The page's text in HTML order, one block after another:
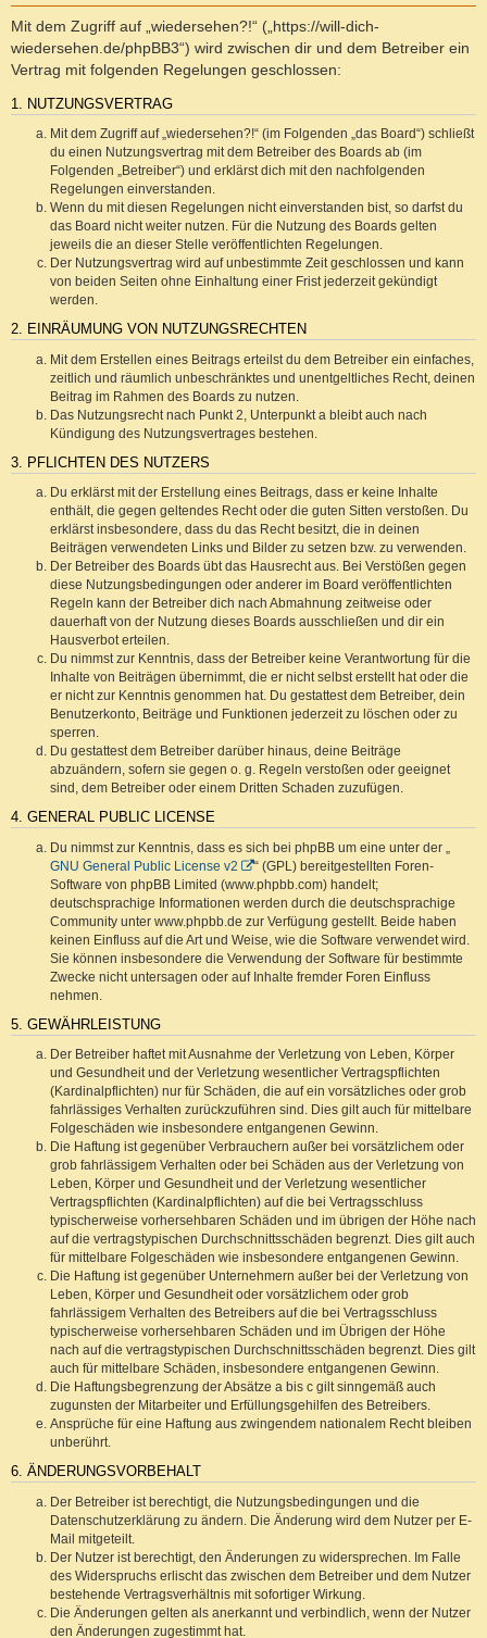
Mit dem Zugriff auf „wiedersehen?!“ („https://will-dich-
wiedersehen.de/phpBB3“) wird zwischen dir und dem Betreiber ein
Vertrag mit folgenden Regelungen geschlossen:
1. NUTZUNGSVERTRAG
Mit dem Zugriff auf „wiedersehen?!“ (im Folgenden „das Board“) schließt
du einen Nutzungsvertrag mit dem Betreiber des Boards ab (im
Folgenden „Betreiber“) und erklärst dich mit den nachfolgenden
Regelungen einverstanden.
Wenn du mit diesen Regelungen nicht einverstanden bist, so darfst du
das Board nicht weiter nutzen. Für die Nutzung des Boards gelten
jeweils die an dieser Stelle veröffentlichten Regelungen.
Der Nutzungsvertrag wird auf unbestimmte Zeit geschlossen und kann
von beiden Seiten ohne Einhaltung einer Frist jederzeit gekündigt
werden.
2. EINRÄUMUNG VON NUTZUNGSRECHTEN
Mit dem Erstellen eines Beitrags erteilst du dem Betreiber ein einfaches,
zeitlich und räumlich unbeschränktes und unentgeltliches Recht, deinen
Beitrag im Rahmen des Boards zu nutzen.
Das Nutzungsrecht nach Punkt 2, Unterpunkt a bleibt auch nach
Kündigung des Nutzungsvertrages bestehen.
3. PFLICHTEN DES NUTZERS
Du erklärst mit der Erstellung eines Beitrags, dass er keine Inhalte
enthält, die gegen geltendes Recht oder die guten Sitten verstoßen. Du
erklärst insbesondere, dass du das Recht besitzt, die in deinen
Beiträgen verwendeten Links und Bilder zu setzen bzw. zu verwenden.
Der Betreiber des Boards übt das Hausrecht aus. Bei Verstößen gegen
diese Nutzungsbedingungen oder anderer im Board veröffentlichten
Regeln kann der Betreiber dich nach Abmahnung zeitweise oder
dauerhaft von der Nutzung dieses Boards ausschließen und dir ein
Hausverbot erteilen.
Du nimmst zur Kenntnis, dass der Betreiber keine Verantwortung für die
Inhalte von Beiträgen übernimmt, die er nicht selbst erstellt hat oder die
er nicht zur Kenntnis genommen hat. Du gestattest dem Betreiber, dein
Benutzerkonto, Beiträge und Funktionen jederzeit zu löschen oder zu
sperren.
Du gestattest dem Betreiber darüber hinaus, deine Beiträge
abzuändern, sofern sie gegen o. g. Regeln verstoßen oder geeignet
sind, dem Betreiber oder einem Dritten Schaden zuzufügen.
4. GENERAL PUBLIC LICENSE
Du nimmst zur Kenntnis, dass es sich bei phpBB um eine unter der „
GNU General Public License v2
“ (GPL) bereitgestellten Foren-
Software von phpBB Limited (www.phpbb.com) handelt;
deutschsprachige Informationen werden durch die deutschsprachige
Community unter www.phpbb.de zur Verfügung gestellt. Beide haben
keinen Einfluss auf die Art und Weise, wie die Software verwendet wird.
Sie können insbesondere die Verwendung der Software für bestimmte
Zwecke nicht untersagen oder auf Inhalte fremder Foren Einfluss
nehmen.
5. GEWÄHRLEISTUNG
Der Betreiber haftet mit Ausnahme der Verletzung von Leben, Körper
und Gesundheit und der Verletzung wesentlicher Vertragspflichten
(Kardinalpflichten) nur für Schäden, die auf ein vorsätzliches oder grob
fahrlässiges Verhalten zurückzuführen sind. Dies gilt auch für mittelbare
Folgeschäden wie insbesondere entgangenen Gewinn.
Die Haftung ist gegenüber Verbrauchern außer bei vorsätzlichem oder
grob fahrlässigem Verhalten oder bei Schäden aus der Verletzung von
Leben, Körper und Gesundheit und der Verletzung wesentlicher
Vertragspflichten (Kardinalpflichten) auf die bei Vertragsschluss
typischerweise vorhersehbaren Schäden und im übrigen der Höhe nach
auf die vertragstypischen Durchschnittsschäden begrenzt. Dies gilt auch
für mittelbare Folgeschäden wie insbesondere entgangenen Gewinn.
Die Haftung ist gegenüber Unternehmern außer bei der Verletzung von
Leben, Körper und Gesundheit oder vorsätzlichem oder grob
fahrlässigem Verhalten des Betreibers auf die bei Vertragsschluss
typischerweise vorhersehbaren Schäden und im Übrigen der Höhe
nach auf die vertragstypischen Durchschnittsschäden begrenzt. Dies gilt
auch für mittelbare Schäden, insbesondere entgangenen Gewinn.
Die Haftungsbegrenzung der Absätze a bis c gilt sinngemäß auch
zugunsten der Mitarbeiter und Erfüllungsgehilfen des Betreibers.
Ansprüche für eine Haftung aus zwingendem nationalem Recht bleiben
unberührt.
6. ÄNDERUNGSVORBEHALT
Der Betreiber ist berechtigt, die Nutzungsbedingungen und die
Datenschutzerklärung zu ändern. Die Änderung wird dem Nutzer per E-
Mail mitgeteilt.
Der Nutzer ist berechtigt, den Änderungen zu widersprechen. Im Falle
des Widerspruchs erlischt das zwischen dem Betreiber und dem Nutzer
bestehende Vertragsverhältnis mit sofortiger Wirkung.
Die Änderungen gelten als anerkannt und verbindlich, wenn der Nutzer
den Änderungen zugestimmt hat.